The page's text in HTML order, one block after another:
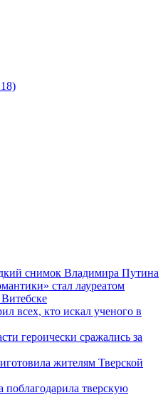
снимок Владимира Путина
стал лауреатом
всех, кто искал ученого в
героически сражались за
жителям Тверской
тверскую